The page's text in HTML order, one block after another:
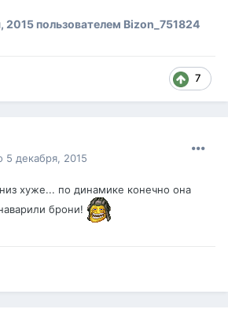
2015 пользователем Bizon_751824
7
5 декабря, 2015
хуже... по динамике конечно она
брони!